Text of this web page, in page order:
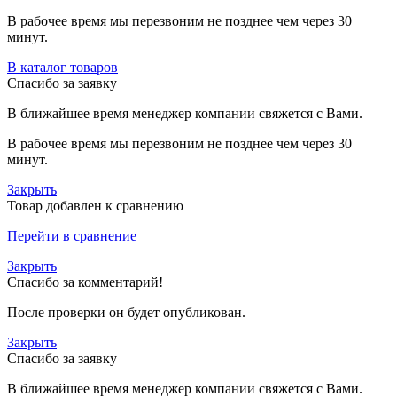
В рабочее время мы перезвоним не позднее чем через 30
минут.
В каталог товаров
Спасибо за заявку
В ближайшее время менеджер компании свяжется с Вами.
В рабочее время мы перезвоним не позднее чем через 30
минут.
Закрыть
Товар добавлен к сравнению
Перейти в сравнение
Закрыть
Спасибо за комментарий!
После проверки он будет опубликован.
Закрыть
Спасибо за заявку
В ближайшее время менеджер компании свяжется с Вами.